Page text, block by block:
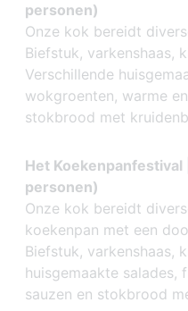
personen)
Onze kok bereidt
Biefstuk, varkenshaas,
Verschillende
wokgroenten, warme
stokbrood met
Het
personen)
Onze kok bereidt
koekenpan met een
Biefstuk, varkenshaas,
huisgemaakte salades,
sauzen en stokbrood